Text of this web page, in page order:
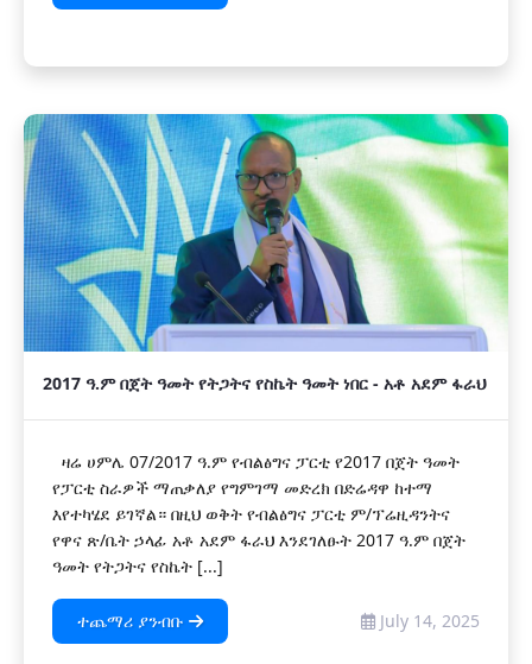
2017 ዓ.ም በጀት ዓመት የትጋትና የስኬት ዓመት ነበር - አቶ አደም ፋራህ
ዛሬ ሀምሌ 07/2017 ዓ.ም የብልፅግና ፓርቲ የ2017 በጀት ዓመት
የፓርቲ ስራዎች ማጠቃለያ የግምገማ መድረክ በድሬዳዋ ከተማ
እየተካሄደ ይገኛል። በዚህ ወቅት የብልፅግና ፓርቲ ም/ፕሬዚዳንትና
የዋና ጽ/ቤት ኃላፊ አቶ አደም ፋራህ እንደገለፁት 2017 ዓ.ም በጀት
ዓመት የትጋትና የስኬት [...]
ተጨማሪ ያንብቡ July 14, 2025